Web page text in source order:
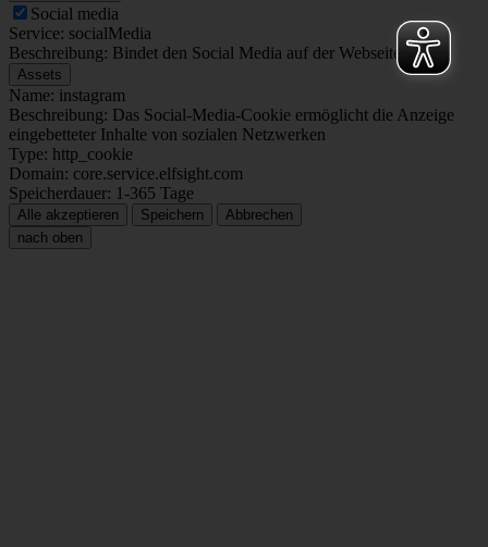
Social media
Service: socialMedia
Beschreibung: Bindet den Social Media auf der Webseite ein.
Assets
Name: instagram
Beschreibung: Das Social-Media-Cookie ermöglicht die Anzeige
eingebetteter Inhalte von sozialen Netzwerken
Type: http_cookie
Domain: core.service.elfsight.com
Speicherdauer: 1-365 Tage
Alle akzeptieren Speichern
Abbrechen
nach oben